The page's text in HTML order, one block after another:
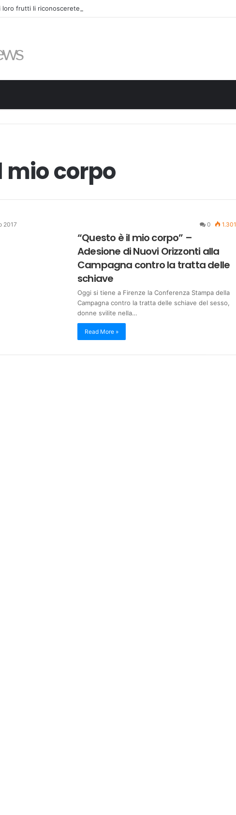
loro frutti li riconoscerete
mio corpo
2017 0 1.301
“Questo è il mio corpo” –
Adesione di Nuovi Orizzonti alla
Campagna contro la tratta delle
schiave
Oggi si tiene a Firenze la Conferenza Stampa della
Campagna contro la tratta delle schiave del sesso,
donne svilite nella…
Read More »